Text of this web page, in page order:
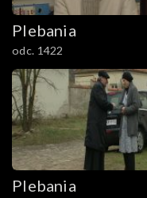
specjalne
Plebania
odc. 1422
Plebania